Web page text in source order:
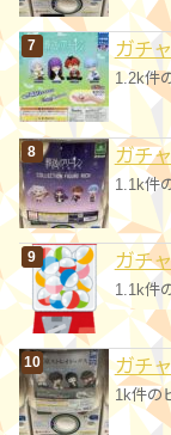
ガチ
1.2k件
ガチ
1.1k件
ガチ
1.1k件
ガチ
1k件の